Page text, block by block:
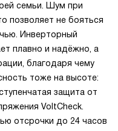
семьи. Шум при
позволяет не бояться
Инверторный
плавно и надёжно, а
благодаря чему
тоже на высоте:
защита от
VoltCheck.
отсрочки до 24 часов